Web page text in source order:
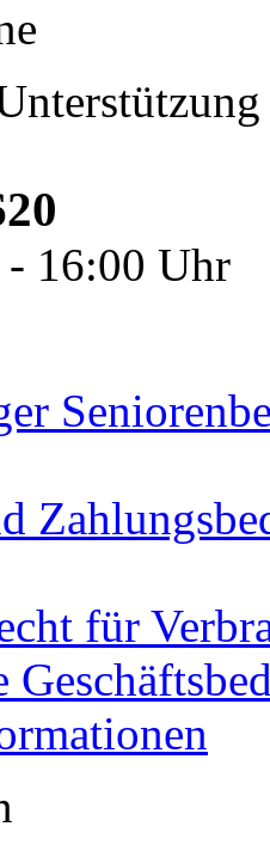
16:00 Uhr
für